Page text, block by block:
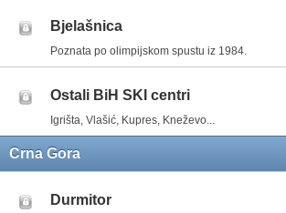
Bjelašnica
Poznata po olimpijskom spustu iz 1984.
Ostali BiH SKI centri
Igrišta, Vlašić, Kupres, Kneževo...
Crna Gora
Durmitor